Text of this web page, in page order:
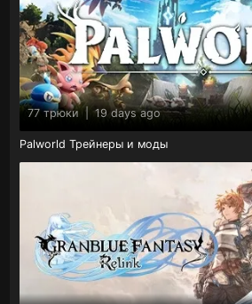
77 трюки 19 days ago
Palworld Трейнеры и моды